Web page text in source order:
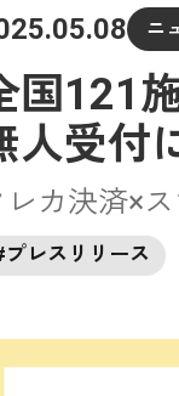
ニ
国121
人受付
レカ決済×
プレスリリース